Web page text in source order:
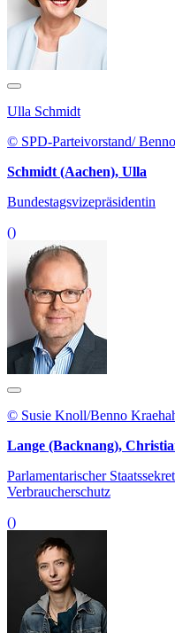
Ulla Schmidt
© SPD-Parteivorstand/
Schmidt (Aachen), Ulla
Bundestagsvizepräsidentin
()
© Susie Knoll/Benno
Lange (Backnang),
Parlamentarischer
Verbraucherschutz
()